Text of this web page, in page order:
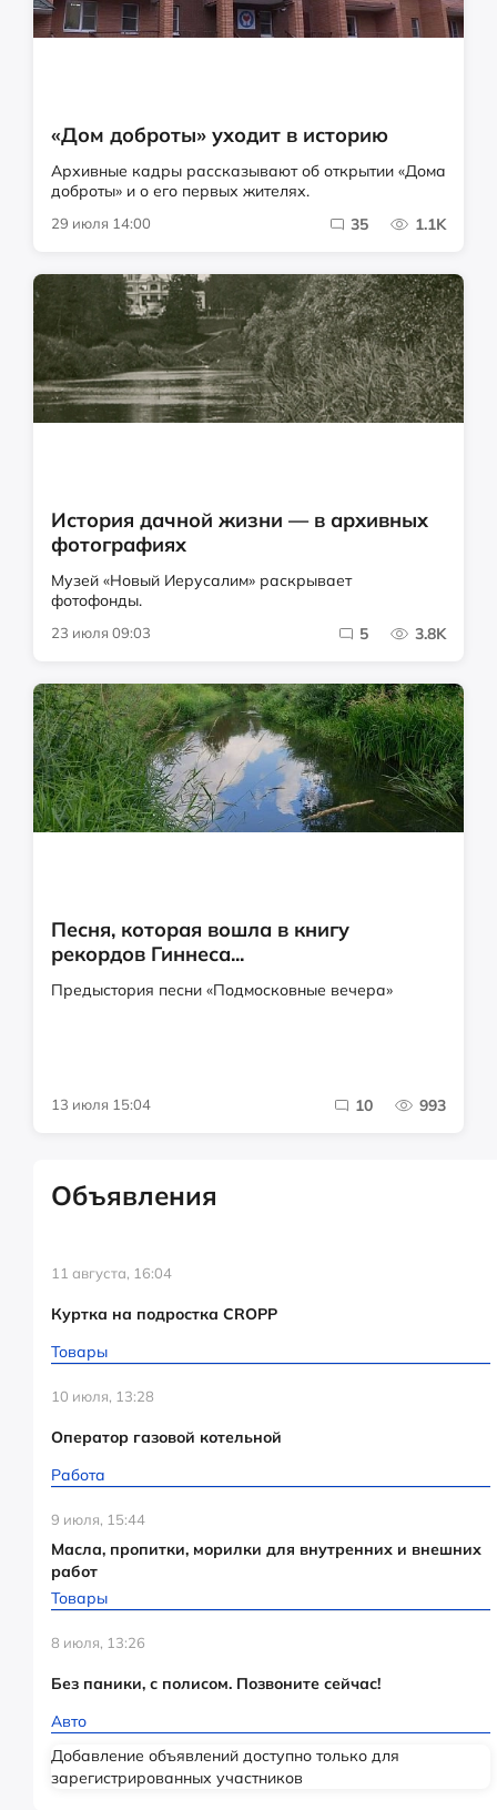
«Дом доброты» уходит в историю
Архивные кадры рассказывают об открытии «Дома
доброты» и о его первых жителях.
29 июля 14:00 35 1.1K
История дачной жизни — в архивных
фотографиях
Музей «Новый Иерусалим» раскрывает
фотофонды.
23 июля 09:03 5 3.8K
Песня, которая вошла в книгу
рекордов Гиннеса...
Предыстория песни «Подмосковные вечера»
13 июля 15:04 10 993
Объявления
11 августа, 16:04
Куртка на подростка CROPP
Товары
10 июля, 13:28
Оператор газовой котельной
Работа
9 июля, 15:44
Масла, пропитки, морилки для внутренних и внешних
работ
Товары
8 июля, 13:26
Без паники, с полисом. Позвоните сейчас!
Авто
Добавление объявлений доступно только для
зарегистрированных участников